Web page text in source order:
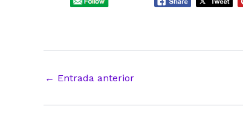
Navegación
entradas
← Entrada anterior